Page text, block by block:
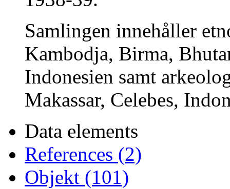
Samlingen innehåller
Kambodja, Birma,
Indonesien samt
Makassar, Celebes,
Data elements
References (2)
Objekt (101)